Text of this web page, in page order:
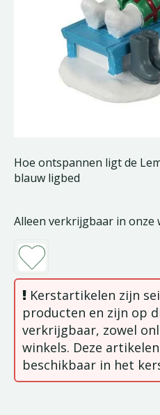
Hoe ontspannen ligt de
blauw ligbed
Alleen verkrijgbaar in onze
Kerstartikelen zijn
producten en zijn op
verkrijgbaar, zowel
winkels. Deze
beschikbaar in het